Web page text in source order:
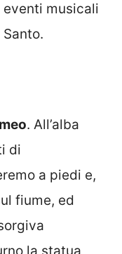
musicali
. All’alba
di
a piedi e,
fiume, ed